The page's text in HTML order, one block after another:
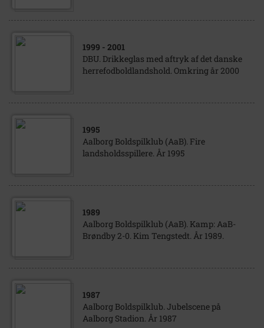
1999 - 2001
DBU. Drikkeglas med aftryk af det danske
herrefodboldlandshold. Omkring år 2000
1995
Aalborg Boldspilklub (AaB). Fire
landsholdsspillere. År 1995
1989
Aalborg Boldspilklub (AaB). Kamp: AaB-
Brøndby 2-0. Kim Tengstedt. År 1989.
1987
Aalborg Boldspilklub. Jubelscene på
Aalborg Stadion. År 1987